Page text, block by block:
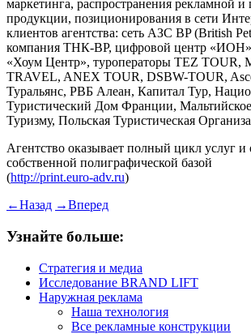
маркетинга, распространения рекламной и
продукции, позиционирования в сети
клиентов агентства: сеть АЗС BP (British
компания ТНК-ВР, цифровой центр «ИОН»,
«Хоум Центр», туроператоры TEZ TOUR,
TRAVEL, ANEX TOUR, DSBW-TOUR,
Туральянс, РВБ Алеан, Капитал Тур,
Туристический Дом Франции,
Туризму, Польская Туристическая
Агентство оказывает полный цикл услуг и
собственной полиграфической базой
(http://print.euro-adv.ru)
←Назад →Вперед
Узнайте больше:
Стратегия и медиа
Исследование BRAND LIFT
Наружная реклама
Наша технология
Все рекламные конструкции